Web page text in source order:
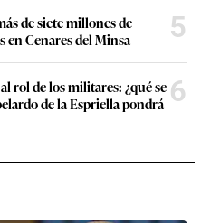
de siete millones de
en Cenares del Minsa
5
rol de los militares: ¿qué se
de la Espriella pondrá 6